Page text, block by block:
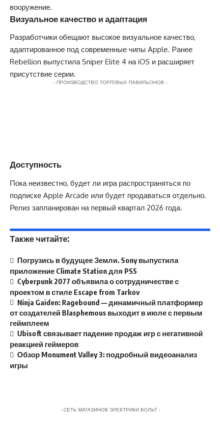
вооружение.
Визуальное качество и адаптация
Разработчики обещают высокое визуальное качество,
адаптированное под современные чипы Apple. Ранее
Rebellion выпустила Sniper Elite 4 на iOS и расширяет
присутствие серии.
- ПРОИЗВОДСТВО ТОРГОВЫХ ПАВИЛЬОНОВ -
Доступность
Пока неизвестно, будет ли игра распространяться по
подписке Apple Arcade или будет продаваться отдельно.
Релиз запланирован на первый квартал 2026 года.
Также читайте:
Погрузиcь в будущее Земли. Sony выпустила
приложение Climate Station для PS5
Cyberpunk 2077 объявила о сотрудничестве с
проектом в стиле Escape from Tarkov
Ninja Gaiden: Ragebound — динамичный платформер
от создателей Blasphemous выходит в июле с первым
геймплеем
Ubisoft связывает падение продаж игр с негативной
реакцией геймеров
Обзор Monument Valley 3: подробный видеоанализ
игры
- СЕТЬ МАГАЗИНОВ ЭЛЕКТРИКИ ВОЛЬТ -